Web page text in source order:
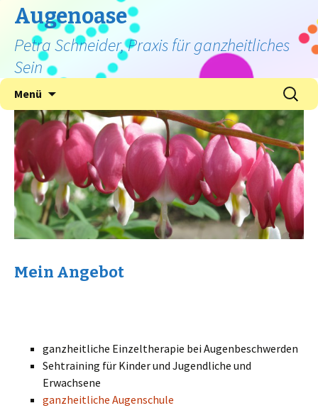
Augenoase
Petra Schneider, Praxis für ganzheitliches
Sein
Menü
springen
Suche
nach:
Mein Angebot
ganzheitliche Einzeltherapie bei Augenbeschwerden
Sehtraining für Kinder und Jugendliche und
Erwachsene
ganzheitliche Augenschule